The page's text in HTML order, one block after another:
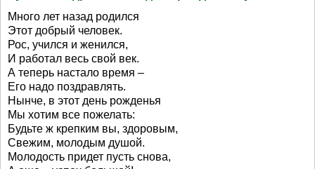
Много лет назад родился
Этот добрый человек.
Рос, учился и женился,
И работал весь свой век.
А теперь настало время –
Его надо поздравлять.
Нынче, в этот день рожденья
Мы хотим все пожелать:
Будьте ж крепким вы, здоровым,
Свежим, молодым душой.
Молодость придет пусть снова,